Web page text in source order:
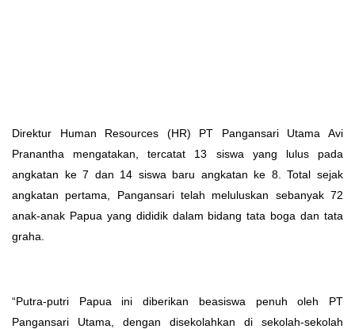
Direktur Human Resources (HR) PT Pangansari Utama Avi
Pranantha mengatakan, tercatat 13 siswa yang lulus pada
angkatan ke 7 dan 14 siswa baru angkatan ke 8. Total sejak
angkatan pertama, Pangansari telah meluluskan sebanyak 72
anak-anak Papua yang dididik dalam bidang tata boga dan tata
graha.
“Putra-putri Papua ini diberikan beasiswa penuh oleh PT
Pangansari Utama, dengan disekolahkan di sekolah-sekolah